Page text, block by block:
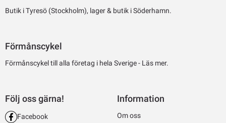
Butik i Tyresö (Stockholm), lager & butik i Söderhamn.
Förmånscykel
Förmånscykel till alla företag i hela Sverige - Läs mer.
Följ oss gärna!
Facebook
Information
Om oss